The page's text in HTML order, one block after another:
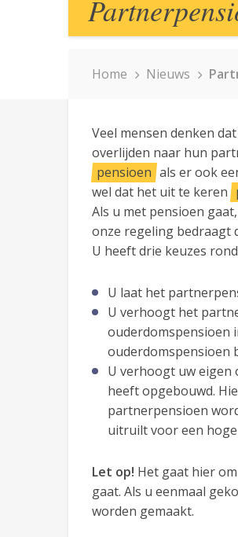
Home Nieuws
Veel mensen denken
overlijden naar hun
pensioen als er ook
wel dat het uit te keren
Als u met pensioen
onze regeling bedraagt
U heeft drie keuzes
U laat het
U verhoogt het
ouderdomspensioen
ouderdomspensioen
U verhoogt uw eigen
heeft opgebouwd.
partnerpensioen
uitruilt voor een
Let op! Het gaat hier
gaat. Als u eenmaal
worden gemaakt.